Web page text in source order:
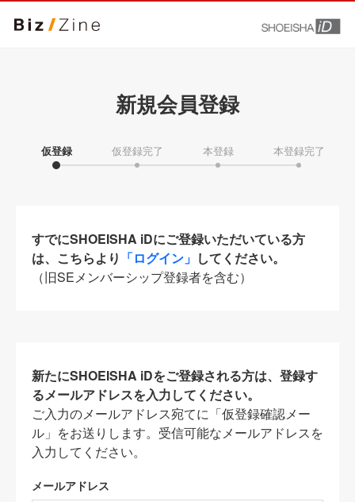
新規会員登録
仮登録 仮登録完了 本登録 本登録完了
すでにSHOEISHA iDにご登録いただいている方
は、こちらより 「ログイン」 してください。
（旧SEメンバーシップ登録者を含む）
新たにSHOEISHA iDをご登録される方は、登録す
るメールアドレスを入力してください。
ご入力のメールアドレス宛てに「仮登録確認メー
ル」をお送りします。受信可能なメールアドレスを
入力してください。
メールアドレス